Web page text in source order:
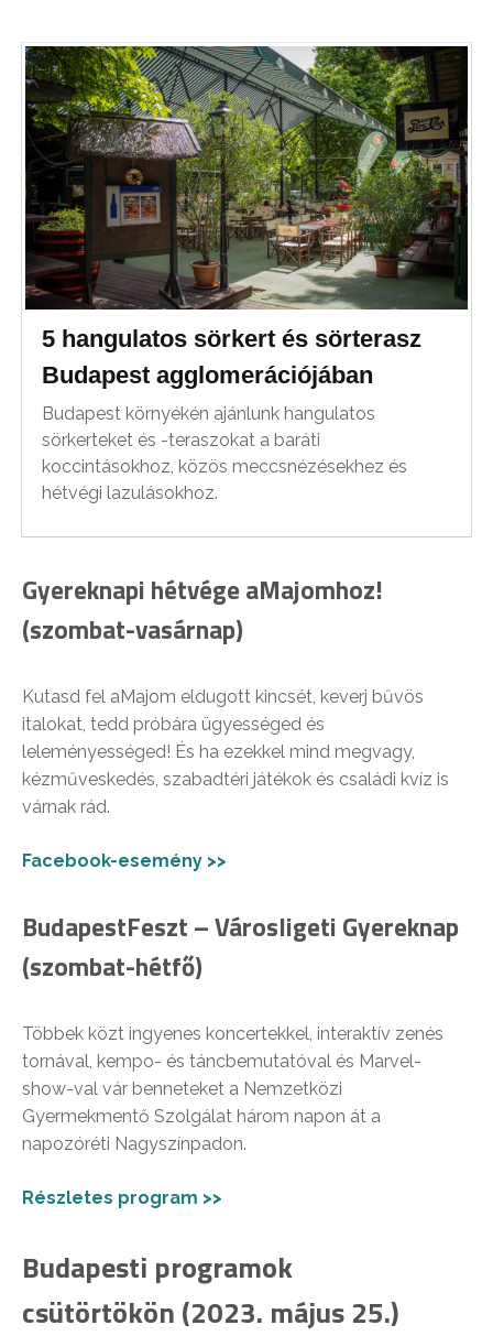
5 hangulatos sörkert és sörterasz
Budapest agglomerációjában
Budapest környékén ajánlunk hangulatos
sörkerteket és -teraszokat a baráti
koccintásokhoz, közös meccsnézésekhez és
hétvégi lazulásokhoz.
Gyereknapi hétvége aMajomhoz!
(szombat-vasárnap)
Kutasd fel aMajom eldugott kincsét, keverj bűvös
italokat, tedd próbára ügyességed és
leleményességed! És ha ezekkel mind megvagy,
kézműveskedés, szabadtéri játékok és családi kvíz is
várnak rád.
Facebook-esemény >>
BudapestFeszt – Városligeti Gyereknap
(szombat-hétfő)
Többek közt ingyenes koncertekkel, interaktív zenés
tornával, kempo- és táncbemutatóval és Marvel-
show-val vár benneteket a Nemzetközi
Gyermekmentő Szolgálat három napon át a
napozóréti Nagyszínpadon.
Részletes program >>
Budapesti programok
csütörtökön (2023. május 25.)